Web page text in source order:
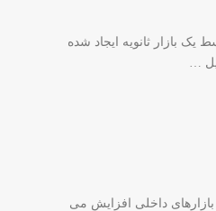
بازار ثانویه ایجاد شده
…
داخلی افزایش می